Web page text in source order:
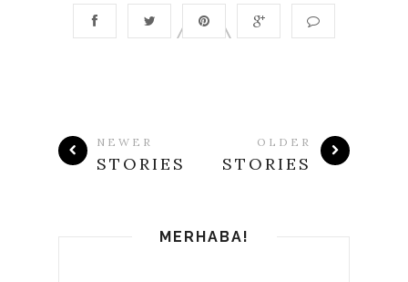
NEWER
STORIES
OLDER
STORIES
MERHABA!